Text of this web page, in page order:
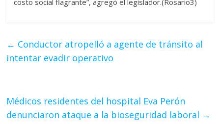
← Conductor atropelló a agente de tránsito al
intentar evadir operativo
Médicos residentes del hospital Eva Perón
denunciaron ataque a la bioseguridad laboral →